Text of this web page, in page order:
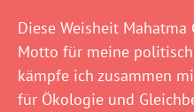
Diese Weisheit
Motto für meine
kämpfe ich zusammen
für Ökologie und